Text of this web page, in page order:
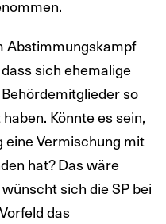
Abstimmungskampf
sich ehemalige
so
Könnte es sein,
eine Vermischung mit
hat? Das wäre
sich die SP bei
das